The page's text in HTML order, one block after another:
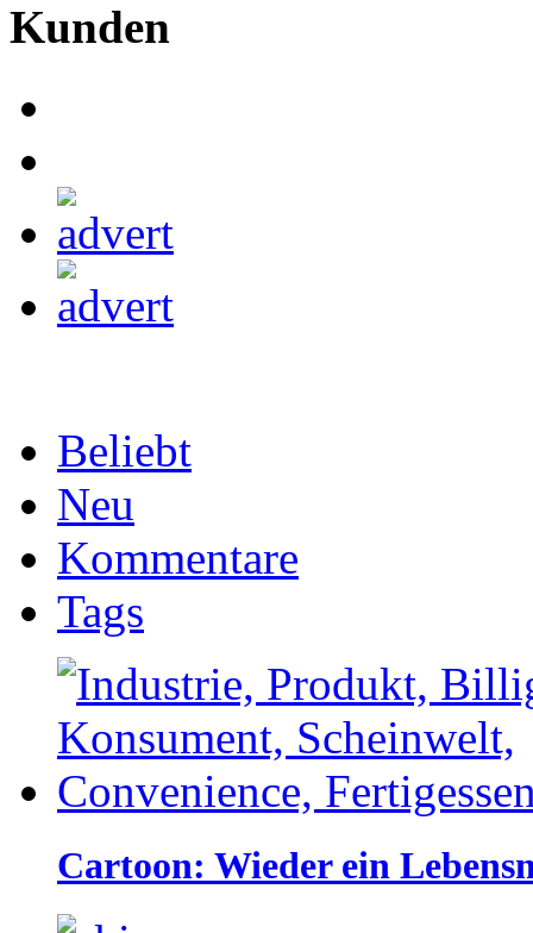
Kunden
Beliebt
Neu
Kommentare
Tags
Cartoon: Wieder ein